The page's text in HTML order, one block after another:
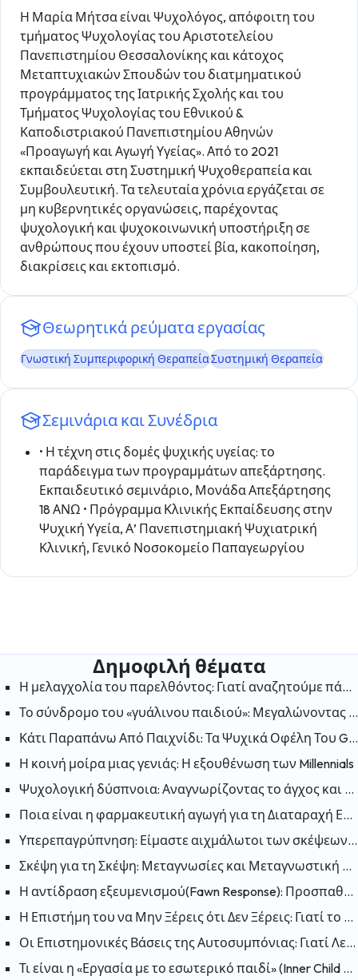
Η Μαρία Μήτσα είναι Ψυχολόγος, απόφοιτη του
τμήματος Ψυχολογίας του Αριστοτελείου
Πανεπιστημίου Θεσσαλονίκης και κάτοχος
Μεταπτυχιακών Σπουδών του διατμηματικού
προγράμματος της Ιατρικής Σχολής και του
Τμήματος Ψυχολογίας του Εθνικού &
Καποδιστριακού Πανεπιστημίου Αθηνών
«Προαγωγή και Αγωγή Υγείας». Από το 2021
εκπαιδεύεται στη Συστημική Ψυχοθεραπεία και
Συμβουλευτική. Τα τελευταία χρόνια εργάζεται σε
μη κυβερνητικές οργανώσεις, παρέχοντας
ψυχολογική και ψυχοκοινωνική υποστήριξη σε
ανθρώπους που έχουν υποστεί βία, κακοποίηση,
διακρίσεις και εκτοπισμό.
Θεωρητικά ρεύματα εργασίας
Γνωστική Συμπεριφορική ΘεραπείαΣυστημική Θεραπεία
Σεμινάρια και Συνέδρια
• Η τέχνη στις δομές ψυχικής υγείας: το
παράδειγμα των προγραμμάτων απεξάρτησης.
Εκπαιδευτικό σεμινάριο, Μονάδα Απεξάρτησης
18 ΑΝΩ • Πρόγραμμα Κλινικής Εκπαίδευσης στην
Ψυχική Υγεία, Α’ Πανεπιστημιακή Ψυχιατρική
Κλινική, Γενικό Νοσοκομείο Παπαγεωργίου
Δημοφιλή θέματα
Η μελαγχολία του παρελθόντος: Γιατί αναζητούμε πάντα την ευτυχία στις «παλιές καλές μέρες»;
Το σύνδρομο του «γυάλινου παιδιού»: Μεγαλώνοντας στη σκιά ενός αδελφού με ειδικές ανάγκες
Κάτι Παραπάνω Από Παιχνίδι: Τα Ψυχικά Οφέλη Του Gaming
Η κοινή μοίρα μιας γενιάς: Η εξουθένωση των Millennials
Ψυχολογική δύσπνοια: Αναγνωρίζοντας το άγχος και την ανησυχία
Ποια είναι η φαρμακευτική αγωγή για τη Διαταραχή Ελλειμματικής Προσοχής και Υπερκινητικότητας (ΔΕΠΥ);
Υπερεπαγρύπνηση: Είμαστε αιχμάλωτοι των σκέψεων μας; Πως μπορούμε να «απελευθερωθούμε»;
Σκέψη για τη Σκέψη: Μεταγνωσίες και Μεταγνωστική Θεραπεία
Η αντίδραση εξευμενισμού(Fawn Response): Προσπαθώντας να κάνετε τον εαυτό σας συμπαθή για να μειώσετε τον κίνδυνο
Η Επιστήμη του να Μην Ξέρεις ότι Δεν Ξέρεις: Γιατί το Φαινόμενο Dunning-Kruger Είναι Παραπλανητικό;
Οι Επιστημονικές Βάσεις της Αυτοσυμπόνιας: Γιατί Λειτουργεί η Αυτοσυμπόνια;
Τι είναι η «Εργασία με το εσωτερικό παιδί» (Inner Child Work); Πώς επηρεάζουν οι πληγές του παρελθόντος το παρόν;